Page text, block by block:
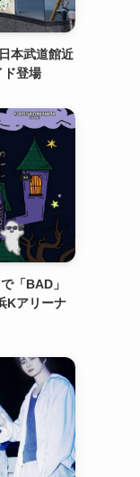
本武道館近
ド登場
「BAD」
Kアリーナ